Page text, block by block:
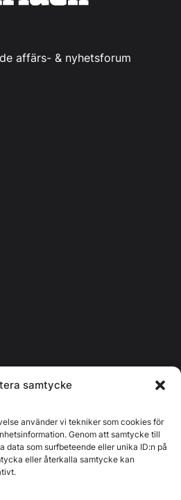
samtycke
använder vi tekniker som cookies för
Genom att samtycke till
data som surfbeteende eller unika ID:n på
eller återkalla samtycke kan
affärs- & nyhetsforum